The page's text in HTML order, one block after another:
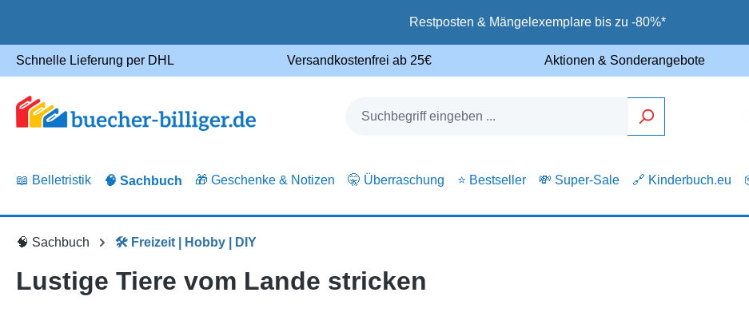
Restposten & Mängelexemplare bis zu -80%*
Schnelle Lieferung per DHL Versandkostenfrei ab 25€ Aktionen & Sonderangebote
📖 Belletristik 🧠 Sachbuch 🎁 Geschenke & Notizen 🤫 Überraschung ⭐ Bestseller 💸 Super-Sale 🔗 Kinderbuch.eu
🧠 Sachbuch 🛠️ Freizeit | Hobby | DIY
Lustige Tiere vom Lande stricken